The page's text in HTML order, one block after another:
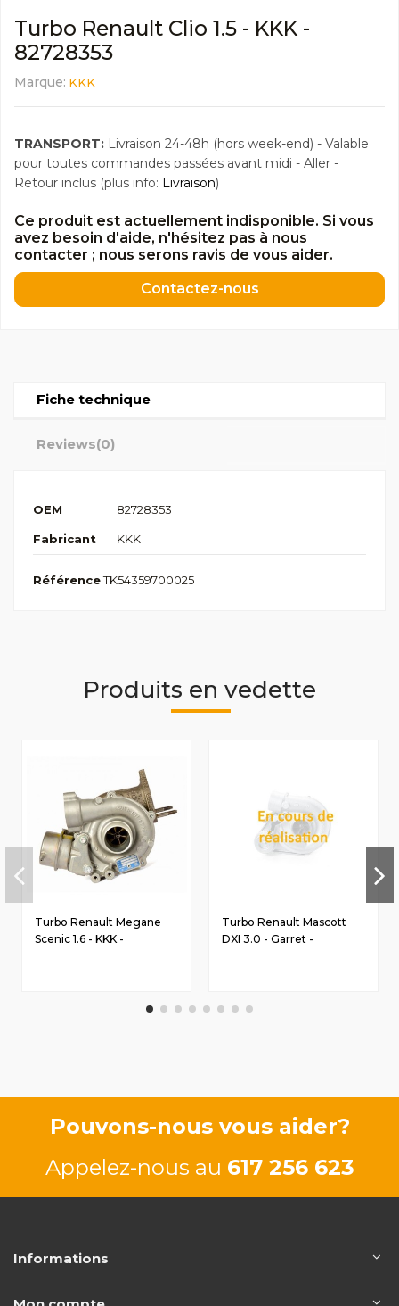
Turbo Renault Clio 1.5 - KKK -
82728353
Marque: KKK
TRANSPORT: Livraison 24-48h (hors week-end) - Valable
pour toutes commandes passées avant midi - Aller -
Retour inclus (plus info: Livraison)
Ce produit est actuellement indisponible. Si vous
avez besoin d'aide, n'hésitez pas à nous
contacter ; nous serons ravis de vous aider.
Contactez-nous
Fiche technique
Reviews(0)
OEM 82728353
Fabricant KKK
RéférenceTK54359700025
Produits en vedette
Turbo Renault Megane
Scenic 1.6 - KKK -
Turbo Renault Mascott
DXI 3.0 - Garret -
Pouvons-nous vous aider?
Appelez-nous au 617 256 623
Informations